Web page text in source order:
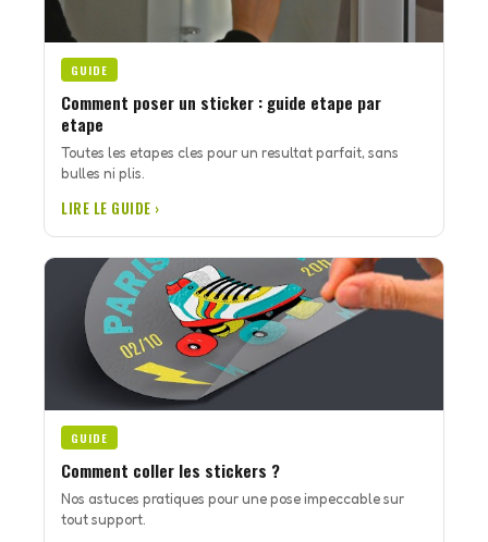
GUIDE
Comment poser un sticker : guide etape par
etape
Toutes les etapes cles pour un resultat parfait, sans
bulles ni plis.
LIRE LE GUIDE ›
GUIDE
Comment coller les stickers ?
Nos astuces pratiques pour une pose impeccable sur
tout support.